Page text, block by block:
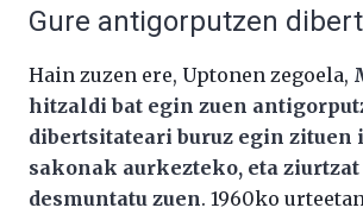
Gure antigorputzen
Hain zuzen ere, Uptonen zegoela,
hitzaldi bat egin zuen
dibertsitateari buruz egin zituen
sakonak aurkezteko, eta ziurtzat
desmuntatu zuen. 1960ko